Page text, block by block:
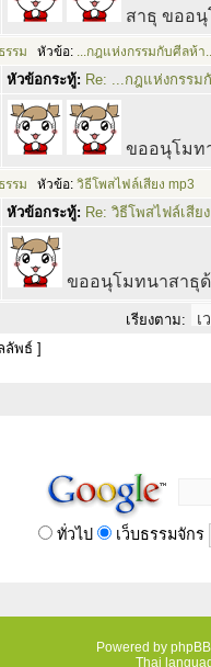
สาธุ ขออ
รรม หัวข้อ: ...กฎแห่งกรรมกับศีลห้
หัวข้อกระทู้: Re: ...กฎแห่งกรร
ขออนุโมท
รรม หัวข้อ: วิธีโพสไฟล์เสียง mp3
หัวข้อกระทู้: Re: วิธีโพสไฟล์เสีย
ขออนุโมทนาสาธุด้
เรียงตาม:
ลัพธ์ ]
ทั่วไป เว็บธรรมจักร
Powered by phpBB
Thai